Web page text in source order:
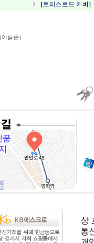
[트러스로드 커버] ·
[이름순]